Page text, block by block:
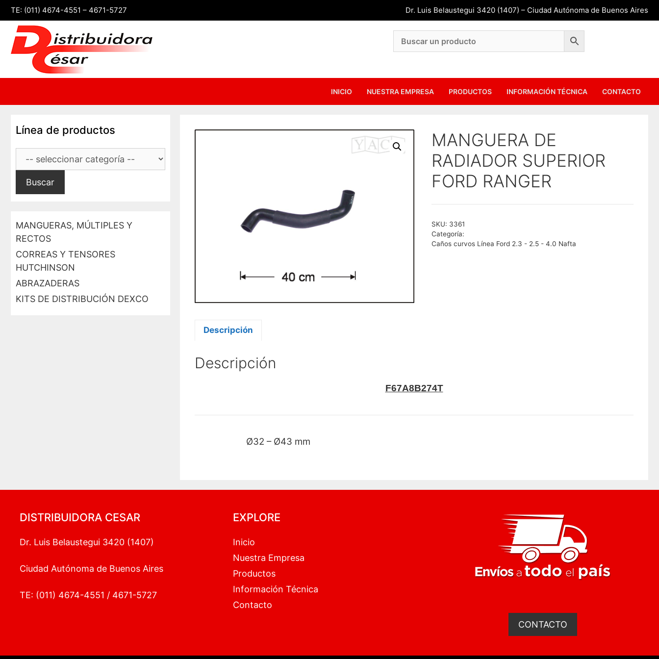
Saltar
contenido
Dr. Luis Belaustegui 3420 (1407) – Ciudad Autónoma de Buenos Aires
TE: (011) 4674-4551 – 4671-5727
INICIO NUESTRA EMPRESA PRODUCTOS INFORMACIÓN TÉCNICA CONTACTO
MANGUERA DE
RADIADOR SUPERIOR
FORD RANGER
SKU: 3361
Categoría:
Caños curvos Línea Ford 2.3 - 2.5 - 4.0 Nafta
Descripción
Descripción
F67A8B274T
Ø32 – Ø43 mm
Línea de productos
Buscar
MANGUERAS, MÚLTIPLES Y
RECTOS
CORREAS Y TENSORES
HUTCHINSON
ABRAZADERAS
KITS DE DISTRIBUCIÓN DEXCO
DISTRIBUIDORA CESAR
Dr. Luis Belaustegui 3420 (1407)
Ciudad Autónoma de Buenos Aires
TE: (011) 4674-4551 / 4671-5727
EXPLORE
Inicio
Nuestra Empresa
Productos
Información Técnica
Contacto
CONTACTO